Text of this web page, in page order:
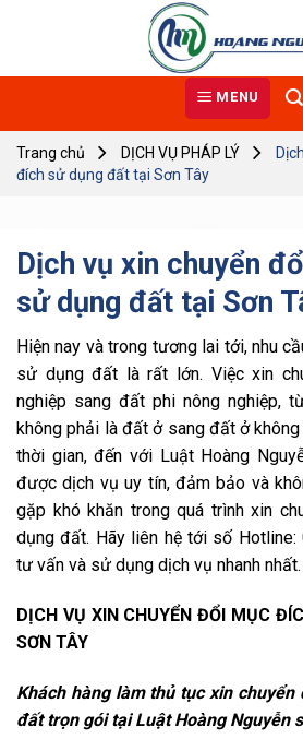
MENU
Trang chủ DỊCH VỤ PHÁP LÝ
đích sử dụng đất tại Sơn Tây
Dịch vụ xin chuyển
sử dụng đất tại Sơn
Hiện nay và trong tương lai tới, nhu
sử dụng đất là rất lớn. Việc xin
nghiệp sang đất phi nông nghiệp,
không phải là đất ở sang đất ở
thời gian, đến với Luật Hoàng
được dịch vụ uy tín, đảm bảo và
gặp khó khăn trong quá trình xin
dụng đất. Hãy liên hệ tới số
tư vấn và sử dụng dịch vụ nhanh nhất.
DỊCH VỤ XIN CHUYỂN ĐỔI MỤC
SƠN TÂY
Khách hàng làm thủ tục xin
đất trọn gói tại Luật Hoàng Nguyễn